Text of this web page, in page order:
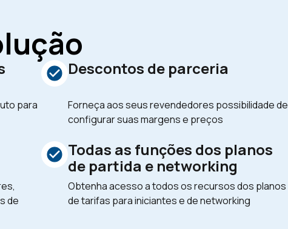
para
Descontos de parceria
Forneça aos seus revendedores possibilidade de
configurar suas margens e preços
de
Todas as funções dos planos
de partida e networking
Obtenha acesso a todos os recursos dos planos
de tarifas para iniciantes e de networking